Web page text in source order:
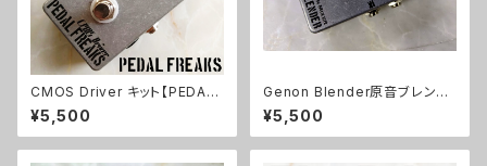
CMOS Driver キット【PEDAL
FREAKS】
¥5,500
Genon Blender原音ブレンド
キット【BASIC KIT】
¥5,500